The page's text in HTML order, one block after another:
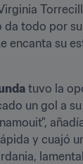
todo por
su
tuvo la
un gol a
y cuajó